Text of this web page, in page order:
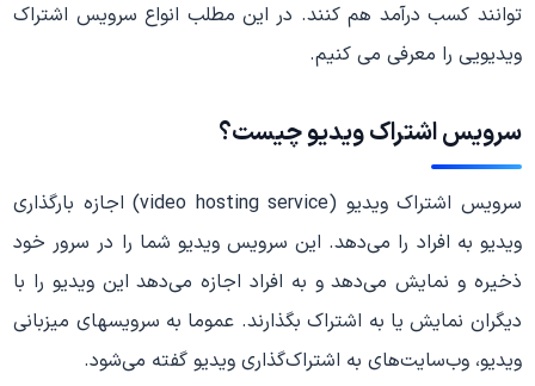
توانند کسب درآمد هم کنند. در این مطلب انواع سرویس اشتراک
ویدیویی را معرفی می کنیم.
سرویس اشتراک ویدیو چیست؟
سرویس اشتراک ویدیو (video hosting service) اجازه بارگذاری
ویدیو به افراد را می‌دهد. این سرویس ویدیو شما را در سرور خود
ذخیره و نمایش می‌دهد و به افراد اجازه می‌دهد این ویدیو را با
دیگران نمایش یا به اشتراک بگذارند. عموما به سرویس‎های میزبانی
ویدیو، وب‌سایت‌های به اشتراک‌گذاری ویدیو گفته می‌شود.